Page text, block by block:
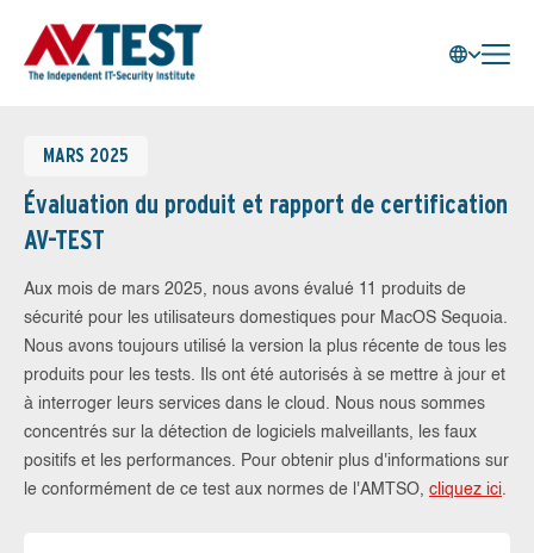
MARS 2025
Évaluation du produit et rapport de certification
AV-TEST
Aux mois de mars 2025, nous avons évalué 11 produits de
sécurité pour les utilisateurs domestiques pour MacOS Sequoia.
Nous avons toujours utilisé la version la plus récente de tous les
produits pour les tests. Ils ont été autorisés à se mettre à jour et
à interroger leurs services dans le cloud. Nous nous sommes
concentrés sur la détection de logiciels malveillants, les faux
positifs et les performances. Pour obtenir plus d'informations sur
le conformément de ce test aux normes de l'AMTSO, cliquez ici.